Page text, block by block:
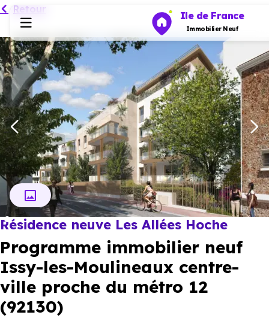
Ile de France
Immobilier Neuf
Programmes neufs
Habiter
Investir
Actualités
Ressources
Financer
Retour
Résidence neuve Les Allées Hoche
Programme immobilier neuf
Issy-les-Moulineaux centre-
ville proche du métro 12
(92130)